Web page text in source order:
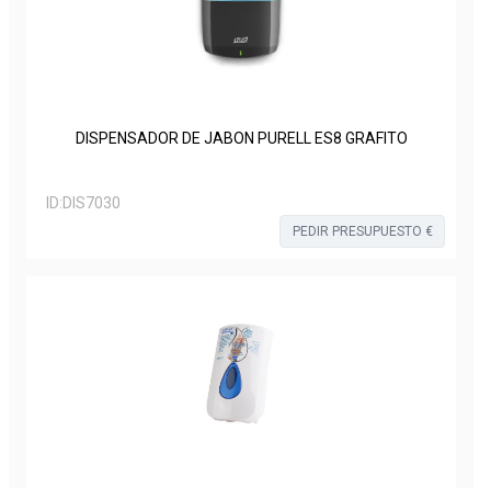
DISPENSADOR DE JABON PURELL ES8 GRAFITO
ID:DIS7030
PEDIR PRESUPUESTO €